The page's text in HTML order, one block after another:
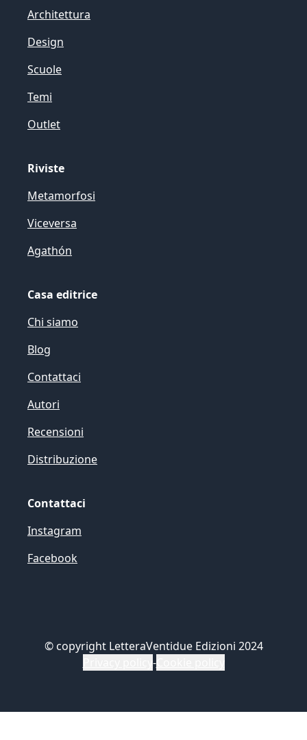
Architettura
Design
Scuole
Temi
Outlet
Riviste
Metamorfosi
Viceversa
Agathón
Casa editrice
Chi siamo
Blog
Contattaci
Autori
Recensioni
Distribuzione
Contattaci
Instagram
Facebook
© copyright LetteraVentidue Edizioni 2024
-Cookie policy